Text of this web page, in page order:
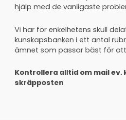
hjälp med de vanligaste
Vi har för enkelhetens skull
kunskapsbanken i ett antal
ämnet som passar bäst för
Kontrollera alltid om mail ev.
skräpposten